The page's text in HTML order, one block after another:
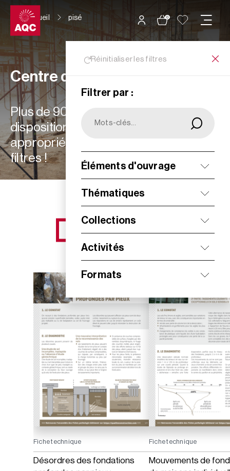
Panneau de gestion des cookies
0
Accueil pisé
Réinitialiser les filtres
Filtrer par :
Éléments d'ouvrage
Thématiques
Collections
Activités
Formats
Centre de ressources
Plus de 900 ressources à votre
disposition : choisissez les plus
appropriées à vos besoins grâce aux
filtres !
NOS NOUVEAUTÉS
Fiche technique
Désordres des fondations
Fiche technique
Mouvements de